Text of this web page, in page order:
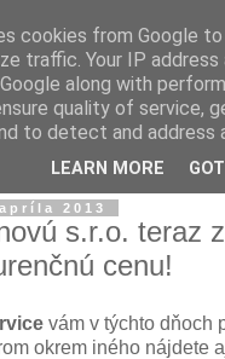
2013
s.r.o. teraz
cenu!
vám v týchto dňoch
okrem iného nájdete
cookies from Google
traffic. Your IP address
along with
quality of service,
to detect and address
LEARN MORE